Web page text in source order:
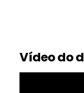
Vídeo do